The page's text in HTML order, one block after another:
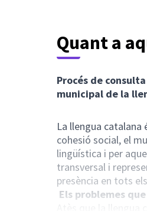
Quant a
Procés de
municipal de la
La llengua
cohesió social, el
lingüística i per
transversal i
presència en tots
Els problemes